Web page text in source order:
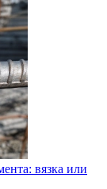
вязка или